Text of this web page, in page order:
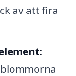
av att fira